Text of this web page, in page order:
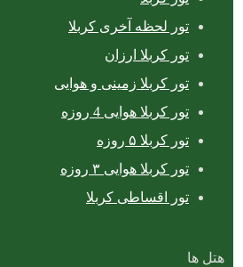
تور لحظه آخری کربلا
تور کربلا ارزان
تور کربلا زمینی و هوایی
تور کربلا هوایی 4 روزه
تور کربلا ۵ روزه
تور کربلا هوایی ۳ روزه
تور اقساطی کربلا
هتل ها